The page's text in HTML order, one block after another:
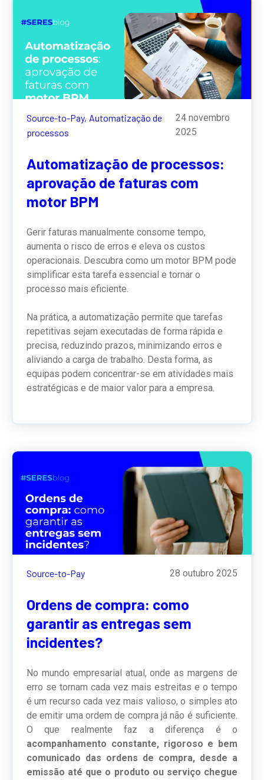
Source-to-Pay, Automatização de
processos
24 novembro
2025
Automatização de processos:
aprovação de faturas com
motor BPM
Gerir faturas manualmente consome tempo,
aumenta o risco de erros e eleva os custos
operacionais. Descubra como um motor BPM pode
simplificar esta tarefa essencial e tornar o
processo mais eficiente.
Na prática, a automatização permite que tarefas
repetitivas sejam executadas de forma rápida e
precisa, reduzindo prazos, minimizando erros e
aliviando a carga de trabalho. Desta forma, as
equipas podem concentrar-se em atividades mais
estratégicas e de maior valor para a empresa.
Source-to-Pay 28 outubro 2025
Ordens de compra: como
garantir as entregas sem
incidentes?
No mundo empresarial atual, onde as margens de
erro se tornam cada vez mais estreitas e o tempo
é um recurso cada vez mais valioso, o simples ato
de emitir uma ordem de compra já não é suficiente.
O que realmente faz a diferença é o
acompanhamento constante, rigoroso e bem
comunicado das ordens de compra, desde a
emissão até que o produto ou serviço chegue